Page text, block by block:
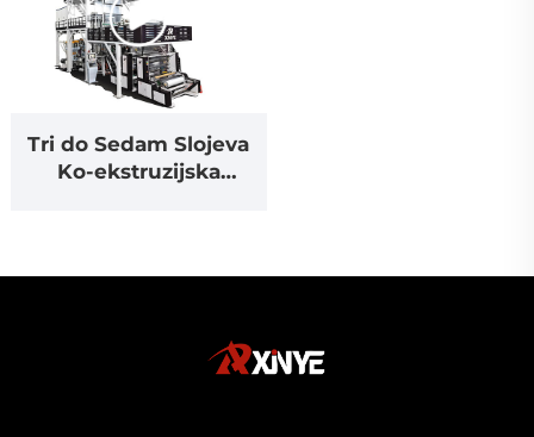
Tri do Sedam Slojeva
Ko-ekstruzijska